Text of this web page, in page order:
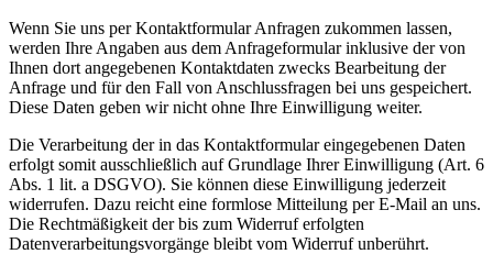
Wenn Sie uns per Kontaktformular Anfragen zukommen lassen,
werden Ihre Angaben aus dem Anfrageformular inklusive der von
Ihnen dort angegebenen Kontaktdaten zwecks Bearbeitung der
Anfrage und für den Fall von Anschlussfragen bei uns gespeichert.
Diese Daten geben wir nicht ohne Ihre Einwilligung weiter.
Die Verarbeitung der in das Kontaktformular eingegebenen Daten
erfolgt somit ausschließlich auf Grundlage Ihrer Einwilligung (Art. 6
Abs. 1 lit. a DSGVO). Sie können diese Einwilligung jederzeit
widerrufen. Dazu reicht eine formlose Mitteilung per E-Mail an uns.
Die Rechtmäßigkeit der bis zum Widerruf erfolgten
Datenverarbeitungsvorgänge bleibt vom Widerruf unberührt.